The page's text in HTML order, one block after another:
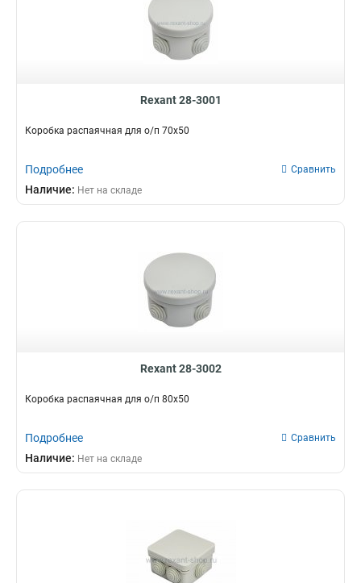
Rexant 28-3001
Коробка распаячная для о/п 70х50
Подробнее Сравнить
Наличие: Нет на складе
Rexant 28-3002
Коробка распаячная для о/п 80х50
Подробнее Сравнить
Наличие: Нет на складе